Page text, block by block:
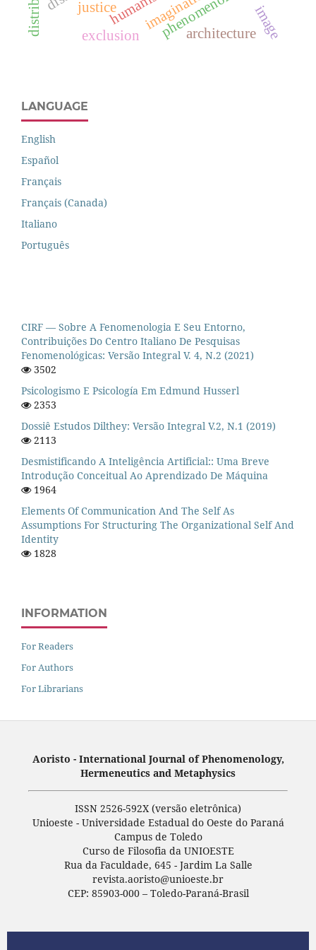
justice
architectureimage
exclusion
LANGUAGE
English
Español
Français
Français (Canada)
Italiano
Português
CIRF — Sobre A Fenomenologia E Seu Entorno,
Contribuições Do Centro Italiano De Pesquisas
Fenomenológicas: Versão Integral V. 4, N.2 (2021)
3502
Psicologismo E Psicología Em Edmund Husserl
2353
Dossiê Estudos Dilthey: Versão Integral V.2, N.1 (2019)
2113
Desmistificando A Inteligência Artificial:: Uma Breve
Introdução Conceitual Ao Aprendizado De Máquina
1964
Elements Of Communication And The Self As
Assumptions For Structuring The Organizational Self And
Identity
1828
INFORMATION
For Readers
For Authors
For Librarians
Aoristo - International Journal of Phenomenology,
Hermeneutics and Metaphysics
ISSN 2526-592X (versão eletrônica)
Unioeste - Universidade Estadual do Oeste do Paraná
Campus de Toledo
Curso de Filosofia da UNIOESTE
Rua da Faculdade, 645 - Jardim La Salle
revista.aoristo@unioeste.br
CEP: 85903-000 – Toledo-Paraná-Brasil